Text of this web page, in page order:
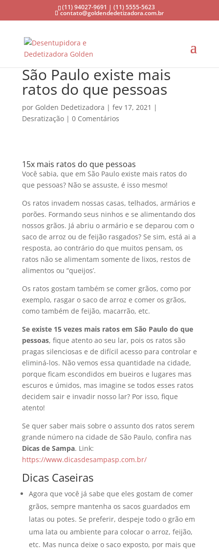
(11) 94027-9691 | (11) 5555-5623
contato@goldendedetizadora.com.br
São Paulo existe mais
ratos do que pessoas
por Golden Dedetizadora | fev 17, 2021 |
Desratização| 0 Comentários
15x mais ratos do que pessoas
Você sabia, que em São Paulo existe mais ratos do
que pessoas? Não se assuste, é isso mesmo!
Os ratos invadem nossas casas, telhados, armários e
porões. Formando seus ninhos e se alimentando dos
nossos grãos. Já abriu o armário e se deparou com o
saco de arroz ou de feijão rasgados? Se sim, está ai a
resposta, ao contrário do que muitos pensam, os
ratos não se alimentam somente de lixos, restos de
alimentos ou “queijos’.
Os ratos gostam também se comer grãos, como por
exemplo, rasgar o saco de arroz e comer os grãos,
como também de feijão, macarrão, etc.
Se existe 15 vezes mais ratos em São Paulo do que
pessoas, fique atento ao seu lar, pois os ratos são
pragas silenciosas e de difícil acesso para controlar e
eliminá-los. Não vemos essa quantidade na cidade,
porque ficam escondidos em bueiros e lugares mas
escuros e úmidos, mas imagine se todos esses ratos
decidem sair e invadir nosso lar? Por isso, fique
atento!
Se quer saber mais sobre o assunto dos ratos serem
grande número na cidade de São Paulo, confira nas
Dicas de Sampa. Link:
https://www.dicasdesampasp.com.br/
Dicas Caseiras
Agora que você já sabe que eles gostam de comer
grãos, sempre mantenha os sacos guardados em
latas ou potes. Se preferir, despeje todo o grão em
uma lata ou ambiente para colocar o arroz, feijão,
etc. Mas nunca deixe o saco exposto, por mais que